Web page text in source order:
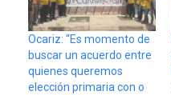
Ocariz: “Es momento de
buscar un acuerdo entre
quienes queremos
elección primaria con o